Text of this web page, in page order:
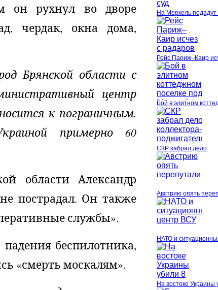
он рухнул во дворе
чердак, окна дома,
Брянской области с
центр
к пограничным.
примерно 60
области Александр
пострадал. Он также
службы».
беспилотника,
«смерть москалям».
На Меркель подадут
Рейс Париж–Каир
Бой в элитном
СКР забрал дело
Австрию опять
НАТО и
На востоке Украины